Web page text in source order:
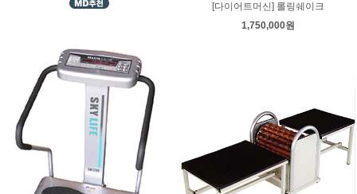
[다이어트머신] 롤링쉐이크
1,750,000원